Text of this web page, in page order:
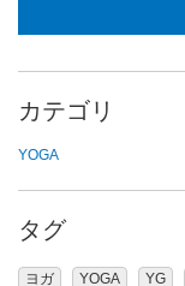
カテゴリ
YOGA
タグ
ヨガ YOGA YG